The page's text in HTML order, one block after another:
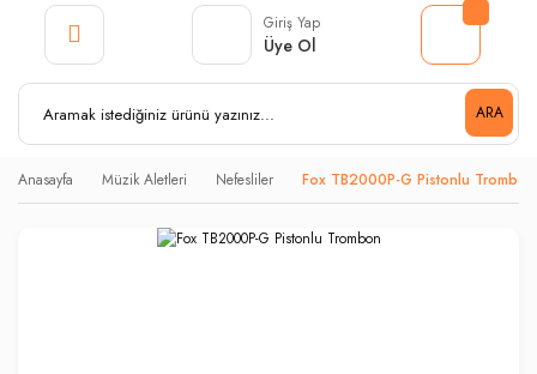
ARA
Giriş Yap
Üye Ol
Anasayfa Müzik Aletleri Nefesliler Fox TB2000P-G Pistonlu Trombon